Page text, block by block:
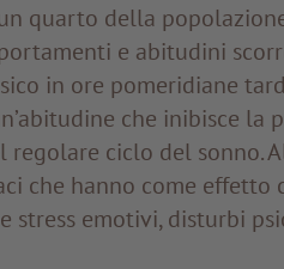
quarto della
e abitudini
in ore pomeridiane
che inibisce
regolare ciclo del sonno.
che hanno come
stress emotivi, disturbi